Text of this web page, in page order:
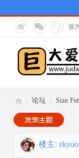
设
巨»
论坛
›
Size
楼主: